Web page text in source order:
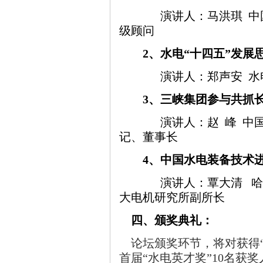
演讲人：马洪琪 中
级顾问
2、水电“十四五”发展
演讲人：郑声安 水
3、三峡集团参与共抓
演讲人：赵 峰 中
记、董事长
4、中国水电装备技术
演讲人：覃大清
大电机研究所副所长
四、颁奖典礼：
论坛颁奖环节，将对获得
首届“水电英才奖”10名获奖